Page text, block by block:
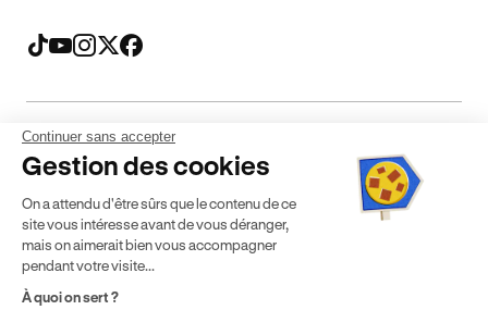
Mentions légales CGV CGU Politique de confidentialité
* Détail des conditions de nos offres
localisation géographique et du type de formules que vous
Continuer sans accepter
Gestion des cookies
On a attendu d'être sûrs que le contenu de ce
site vous intéresse avant de vous déranger,
mais on aimerait bien vous accompagner
pendant votre visite...
À quoi on sert ?